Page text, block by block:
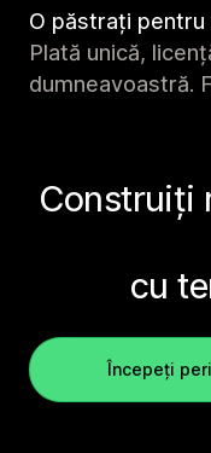
O păstrați pentru
Plată unică,
dumneavoastră.
Construiți
cu
Începeți